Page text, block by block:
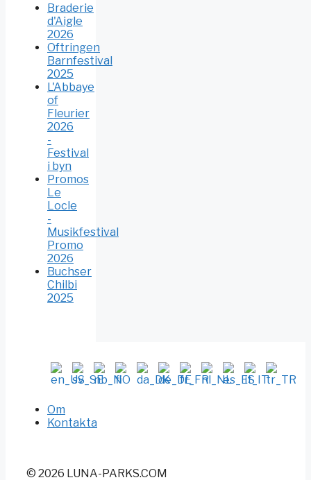
Braderie
d'Aigle
2026
Oftringen
Barnfestival
2025
L'Abbaye
of
Fleurier
2026
-
Festival
i byn
Promos
Le
Locle
-
Musikfestival
Promo
2026
Buchser
Chilbi
2025
Om
Kontakta
© 2026 LUNA-PARKS.COM